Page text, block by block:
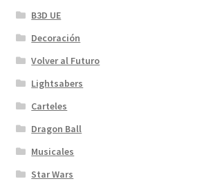
B3D UE
Decoración
Volver al Futuro
Lightsabers
Carteles
Dragon Ball
Musicales
Star Wars